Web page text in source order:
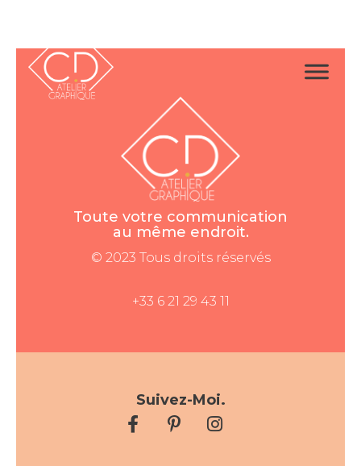
Toute votre communication
au même endroit.
© 2023 Tous droits réservés
+33 6 21 29 43 11
Suivez-Moi.